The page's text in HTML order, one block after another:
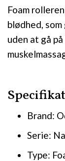
Foam
blødhed,
uden at gå
Brand:
Serie:
Type: